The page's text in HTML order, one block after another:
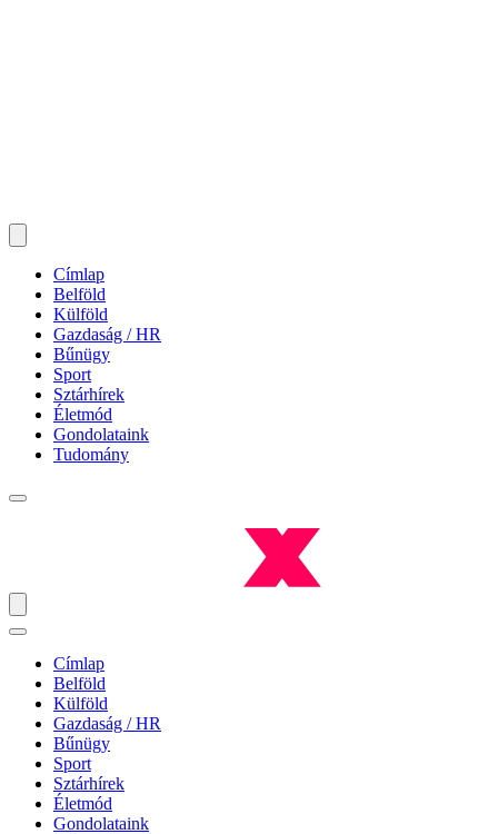
Címlap
Belföld
Külföld
Gazdaság / HR
Bűnügy
Sport
Sztárhírek
Életmód
Gondolataink
Tudomány
Címlap
Belföld
Külföld
Gazdaság / HR
Bűnügy
Sport
Sztárhírek
Életmód
Gondolataink